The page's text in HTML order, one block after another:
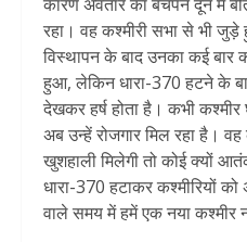
रहा। वह कश्मीरी सभा से भी
विस्थापन के बाद उनका कई बार
हुआ, लेकिन धारा-370 हटने के
देखकर हर्ष होता है। कभी कश्मीर
अब उन्हें रोजगार मिल रहा है।
खुशहाली मिलेगी तो कोई क्यों
धारा-370 हटाकर कश्मीरियों
वाले समय में हमें एक नया कश्मीर